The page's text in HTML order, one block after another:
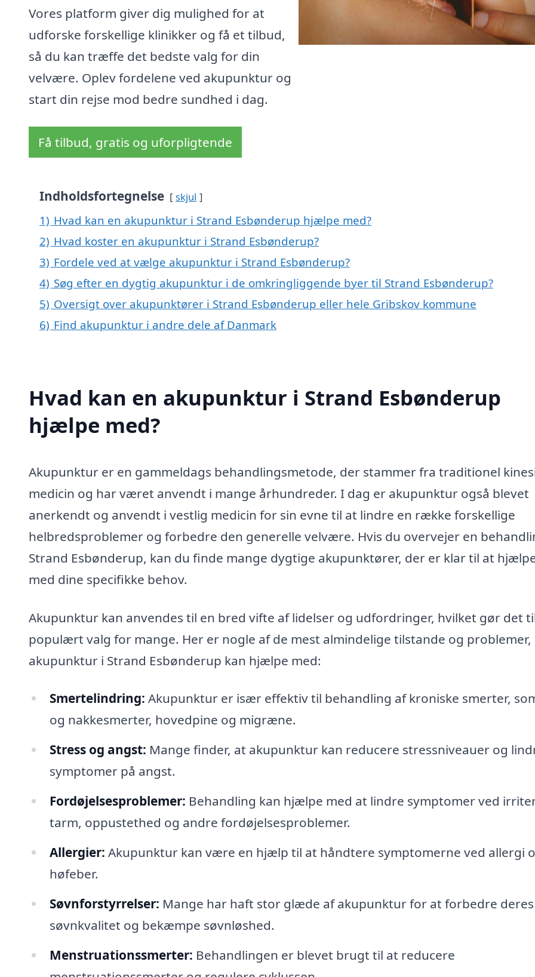
Vores platform giver dig mulighed for at
udforske forskellige klinikker og få et tilbud,
så du kan træffe det bedste valg for din
velvære. Oplev fordelene ved akupunktur og
start din rejse mod bedre sundhed i dag.
Få tilbud, gratis og uforpligtende
Indholdsfortegnelse skjul
1) Hvad kan en akupunktur i Strand Esbønderup hjælpe med?
2) Hvad koster en akupunktur i Strand Esbønderup?
3) Fordele ved at vælge akupunktur i Strand Esbønderup?
4) Søg efter en dygtig akupunktur i de omkringliggende byer til Strand Esbønderup?
5) Oversigt over akupunktører i Strand Esbønderup eller hele Gribskov kommune
6) Find akupunktur i andre dele af Danmark
Hvad kan en akupunktur i Strand Esbønderup
hjælpe med?
Akupunktur er en gammeldags behandlingsmetode, der stammer fra traditionel
medicin og har været anvendt i mange århundreder. I dag er akupunktur også blevet
anerkendt og anvendt i vestlig medicin for sin evne til at lindre en række forskellige
helbredsproblemer og forbedre den generelle velvære. Hvis du overvejer en
Strand Esbønderup, kan du finde mange dygtige akupunktører, der er klar til at
med dine specifikke behov.
Akupunktur kan anvendes til en bred vifte af lidelser og udfordringer, hvilket gør det
populært valg for mange. Her er nogle af de mest almindelige tilstande og problemer,
akupunktur i Strand Esbønderup kan hjælpe med:
Smertelindring: Akupunktur er især effektiv til behandling af kroniske smerter,
og nakkesmerter, hovedpine og migræne.
Stress og angst: Mange finder, at akupunktur kan reducere stressniveauer og
symptomer på angst.
Fordøjelsesproblemer: Behandling kan hjælpe med at lindre symptomer ved
tarm, oppustethed og andre fordøjelsesproblemer.
Allergier: Akupunktur kan være en hjælp til at håndtere symptomerne ved allergi
høfeber.
Søvnforstyrrelser: Mange har haft stor glæde af akupunktur for at forbedre deres
søvnkvalitet og bekæmpe søvnløshed.
Menstruationssmerter: Behandlingen er blevet brugt til at reducere